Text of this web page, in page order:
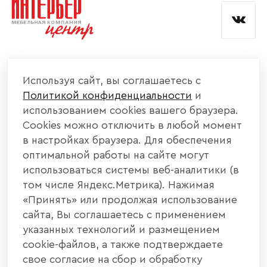
КАТАЛОГ МЕБЕЛИ
ИНФОРМАЦИЯ
НАШИ КОНТАКТЫ
+7 800 700 20 58
440004, г. Пенза, ул. Рябова, д. 31
Используя сайт, вы соглашаетесь с
Политикой конфиденциальности и
использованием cookies вашего браузера.
Cookies можно отключить в любой момент
в настройках браузера. Для обеспечения
оптимальной работы на сайте могут
использоваться системы веб-аналитики (в
том числе Яндекс.Метрика). Нажимая
«Принять» или продолжая использование
сайта, Вы соглашаетесь с применением
указанных технологий и размещением
cookie-файлов, а также подтверждаете
свое согласие на сбор и обработку